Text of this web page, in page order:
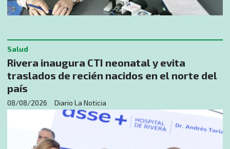
Rivera inaugura CTI neonatal y evita
traslados de recién nacidos en el norte del
país
Diario La Noticia
Salud
08/08/2026